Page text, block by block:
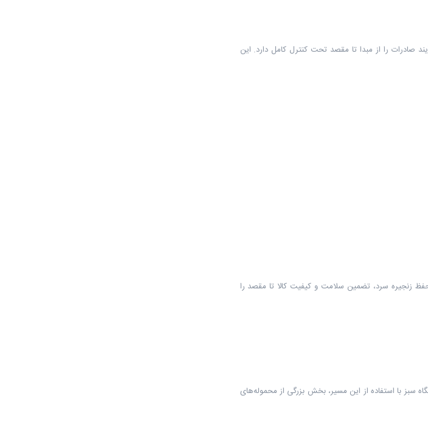
صادرات را از مبدا تا مقصد تحت کنترل کامل دارد. این
زنجیره سرد، تضمین سلامت و کیفیت کالا تا مقصد را
سبز با استفاده از این مسیر، بخش بزرگی از محموله‌های